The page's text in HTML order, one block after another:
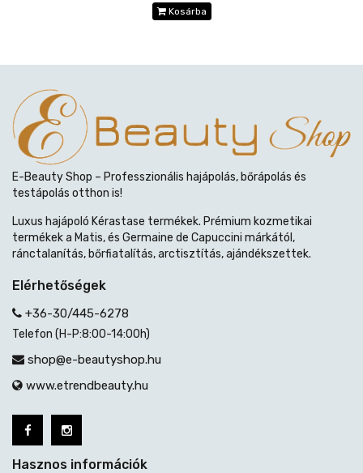
Kosárba
E-Beauty Shop – Professzionális hajápolás, bőrápolás és
testápolás otthon is!
Luxus hajápoló Kérastase termékek. Prémium kozmetikai
termékek a Matis, és Germaine de Capuccini márkától,
ránctalanítás, bőrfiatalítás, arctisztítás, ajándékszettek.
Elérhetőségek
+36-30/445-6278
Telefon (H-P:8:00-14:00h)
shop@e-beautyshop.hu
www.etrendbeauty.hu
Hasznos információk